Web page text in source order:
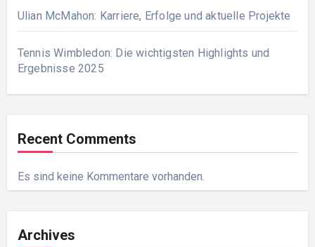
Ulian McMahon: Karriere, Erfolge und aktuelle Projekte
Tennis Wimbledon: Die wichtigsten Highlights und
Ergebnisse 2025
Recent Comments
Es sind keine Kommentare vorhanden.
Archives